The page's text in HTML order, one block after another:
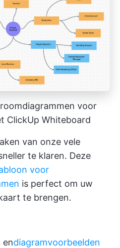
voor
ClickUp Whiteboard
van onze vele
te klaren. Deze
voor
is perfect om uw
te brengen.
endiagramvoorbeelden